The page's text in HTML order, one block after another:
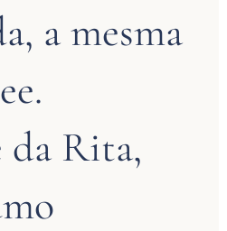
a mesma
Rita,